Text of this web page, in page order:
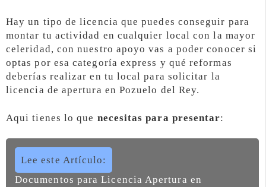
Hay un tipo de licencia que puedes conseguir para
montar tu actividad en cualquier local con la mayor
celeridad, con nuestro apoyo vas a poder conocer si
optas por esa categoría express y qué reformas
deberías realizar en tu local para solicitar la
licencia de apertura en Pozuelo del Rey.
Aqui tienes lo que necesitas para presentar:
Lee este Artículo:
Documentos para Licencia Apertura en